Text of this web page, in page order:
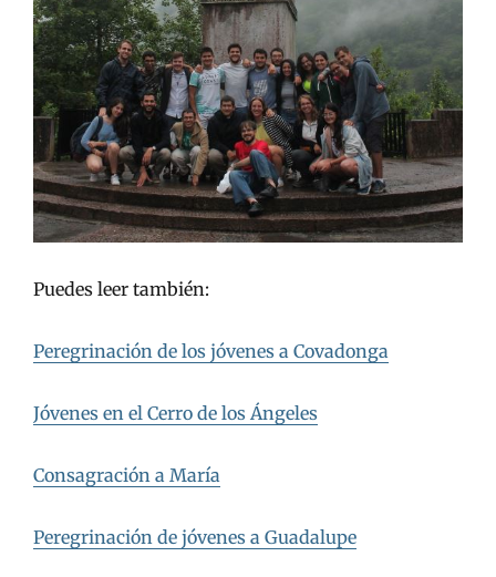
Puedes leer también:
Peregrinación de los jóvenes a Covadonga
Jóvenes en el Cerro de los Ángeles
Consagración a María
Peregrinación de jóvenes a Guadalupe